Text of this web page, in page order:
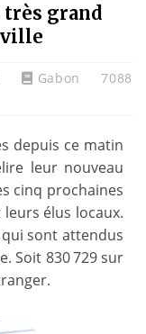
très grand
Gabon
7088
depuis ce matin
leur nouveau
cinq prochaines
élus locaux.
sont attendus
Soit 830 729 sur